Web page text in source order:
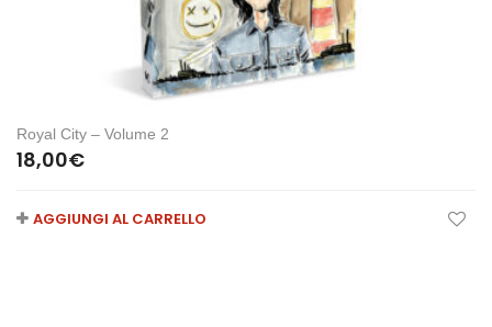
Royal City – Volume 2
18,00€
AGGIUNGI AL CARRELLO